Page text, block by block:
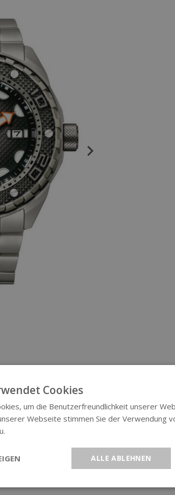
Cookies
um die Benutzerfreundlichkeit unserer
Webseite stimmen Sie der Verwendung
ALLE ABLEHNEN